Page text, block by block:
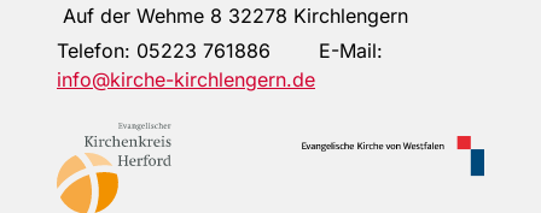
Auf der Wehme 8 32278 Kirchlengern
Telefon: 05223 761886 E-Mail:
info@kirche-kirchlengern.de